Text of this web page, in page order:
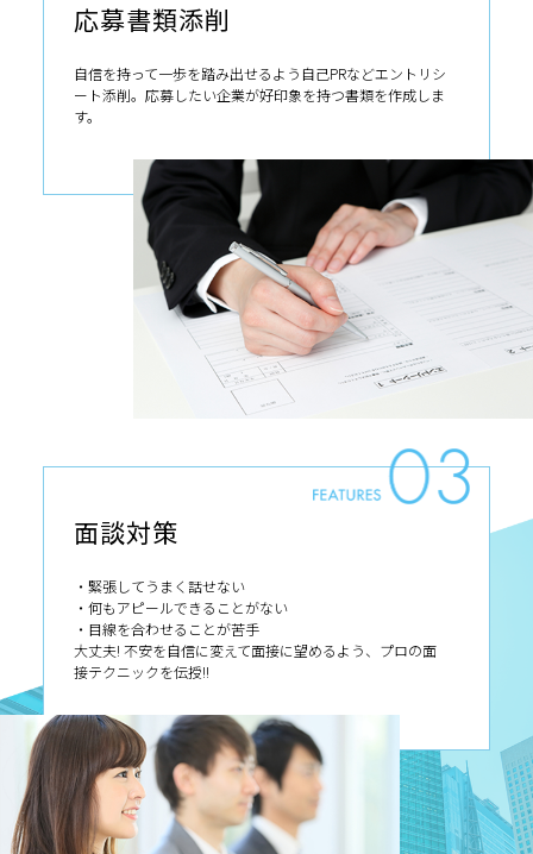
応募書類添削
自信を持って一歩を踏み出せるよう自己PRなどエントリシ
ート添削。応募したい企業が好印象を持つ書類を作成しま
す。
面談対策
・緊張してうまく話せない
・何もアピールできることがない
・目線を合わせることが苦手
大丈夫! 不安を自信に変えて面接に望めるよう、プロの面
接テクニックを伝授!!